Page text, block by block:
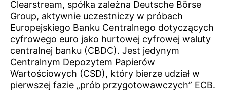
Clearstream, spółka zależna Deutsche Börse
Group, aktywnie uczestniczy w próbach
Europejskiego Banku Centralnego dotyczących
cyfrowego euro jako hurtowej cyfrowej waluty
centralnej banku (CBDC). Jest jedynym
Centralnym Depozytem Papierów
Wartościowych (CSD), który bierze udział w
pierwszej fazie „prób przygotowawczych” ECB.